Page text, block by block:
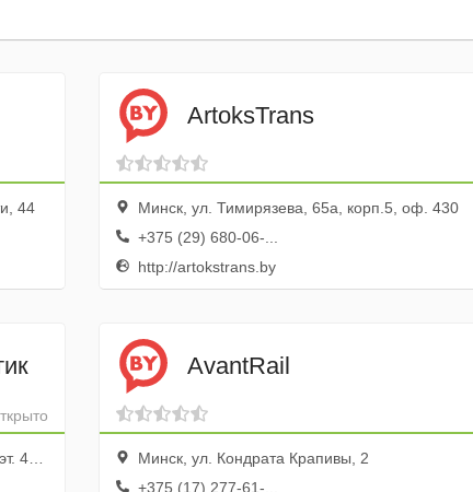
44
ArtoksTrans
Минск, ул. Тимирязева, 65а, корп.5, оф. 430
+375 (29) 680-06-...
http://artokstrans.by
408
AvantRail
Минск, ул. Кондрата Крапивы, 2
+375 (17) 277-61-...